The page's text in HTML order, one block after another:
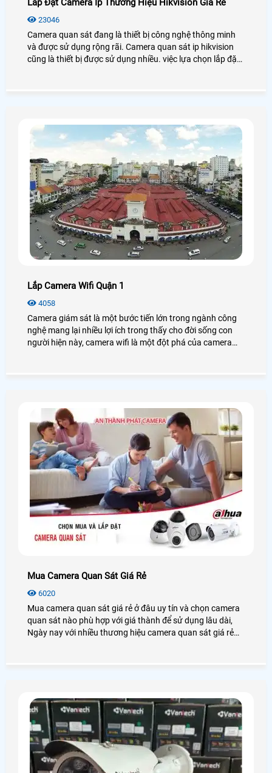
Lắp Đặt Camera Ip Thương Hiệu Hikvision Giá Rẻ
23046
Camera quan sát đang là thiết bị công nghệ thông minh
và được sử dụng rộng rãi. Camera quan sát ip hikvision
cũng là thiết bị được sử dụng nhiều. việc lựa chọn lắp đặt
Lắp Camera Wifi Quận 1
4058
Camera giám sát là một bước tiến lớn trong ngành công
nghệ mang lại nhiều lợi ích trong thấy cho đời sống con
người hiện này, camera wifi là một đột phá của camera
Mua Camera Quan Sát Giá Rẻ
6020
Mua camera quan sát giá rẻ ở đâu uy tín và chọn camera
quan sát nào phù hợp với giá thành để sử dụng lâu dài,
Ngày nay với nhiều thương hiệu camera quan sát giá rẻ
phù hợp và tốt nhất